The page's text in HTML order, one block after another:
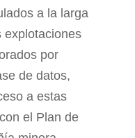
a la larga
explotaciones
por
de datos,
a estas
el Plan de